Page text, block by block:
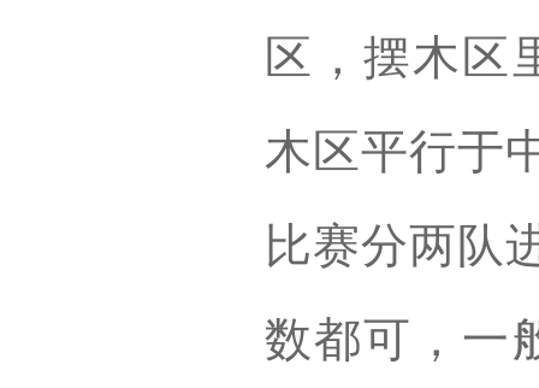
区，摆木区
木区平行于
比赛分两队
数都可，一